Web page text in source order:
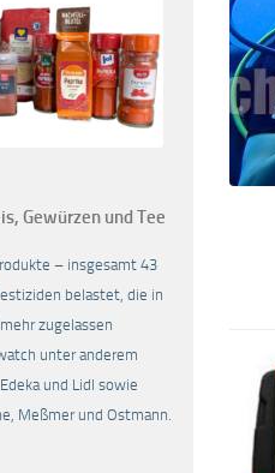
Gewürzen und Tee
– insgesamt 43
belastet, die in
zugelassen
unter anderem
und Lidl sowie
Meßmer und Ostmann.